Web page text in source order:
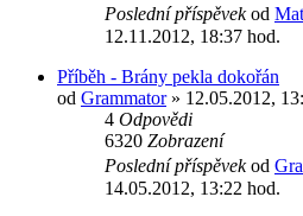
Poslední příspěvekod
12.11.2012, 18:37 hod.
Příběh - Brány pekla dokořán
od Grammator» 12.05.2012,
4 Odpovědi
6320 Zobrazení
Poslední příspěvekod
14.05.2012, 13:22 hod.